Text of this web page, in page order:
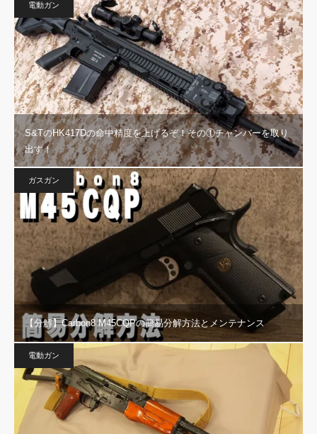
電動ガン
S&TのHK417Dの命中精度を上げるぞ！その①チャンバーを取り
出す！
ガスガン
【分解】Carbon8 M45CQPの簡易分解方法とメンテナンス
電動ガン